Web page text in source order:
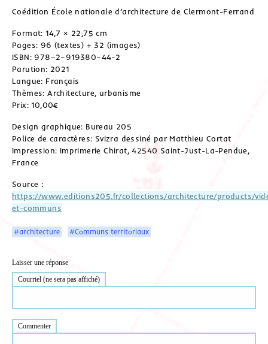
Coédition École nationale d’architecture de Clermont-Ferrand
Format: 14,7 × 22,75 cm
Pages: 96 (textes) + 32 (images)
ISBN: 978–2–919380–44-2
Parution: 2021
Langue: Français
Thèmes: Architecture, urbanisme
Prix: 10,00€
Design graphique: Bureau 205
Police de caractères: Svizra dessiné par Matthieu Cortat
Impression: Imprimerie Chirat, 42540 Saint-Just-La-Pendue,
France
Source :
https://www.editions205.fr/collections/architecture/products/
et-communs
#architecture #Communs territoriaux
Laisser une réponse
Courriel (ne sera pas affiché)
Commenter